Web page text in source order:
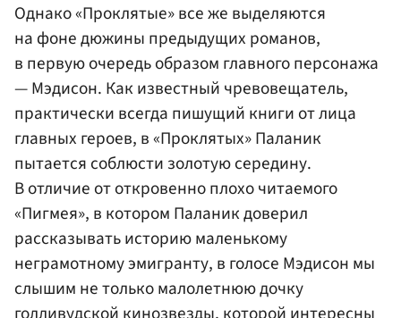
Однако «Проклятые» все же выделяются
на фоне дюжины предыдущих романов,
в первую очередь образом главного персонажа
— Мэдисон. Как известный чревовещатель,
практически всегда пишущий книги от лица
главных героев, в «Проклятых» Паланик
пытается соблюсти золотую середину.
В отличие от откровенно плохо читаемого
«Пигмея», в котором Паланик доверил
рассказывать историю маленькому
неграмотному эмигранту, в голосе Мэдисон мы
слышим не только малолетнюю дочку